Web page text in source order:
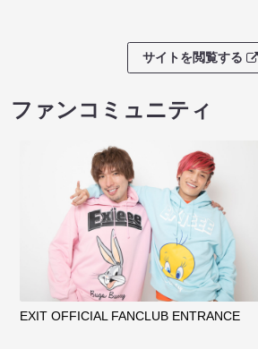
サイトを閲覧する
ファンコミュニティ
EXIT OFFICIAL FANCLUB ENTRANCE